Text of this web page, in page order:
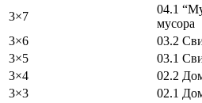
3×7
04.1
мусора
3×6
03.2
3×5
03.1
3×4
02.2
3×3
02.1